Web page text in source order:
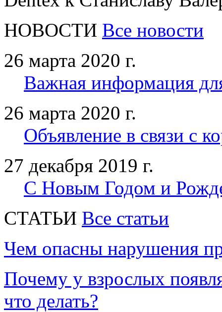
НОВОСТИ Все новости
26 марта 2020 г.
Важная информация
26 марта 2020 г.
Объявление в связи с
27 декабря 2019 г.
С Новым Годом и
CТАТЬИ Все статьи
Чем опасны нарушения
Почему у взрослых
что делать?